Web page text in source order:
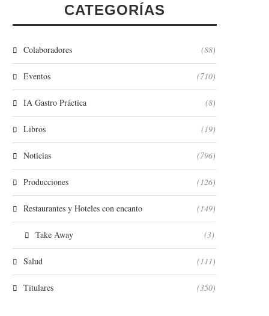
CATEGORÍAS
Colaboradores (88)
Eventos (710)
IA Gastro Práctica (8)
Libros (19)
Noticias (796)
Producciones (126)
Restaurantes y Hoteles con encanto (149)
Take Away (3)
Salud (111)
Titulares (350)